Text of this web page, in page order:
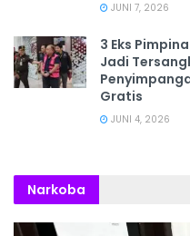
JUNI 7, 2026
3 Eks
Jadi
Gratis
JUNI 4, 2026
Narkoba